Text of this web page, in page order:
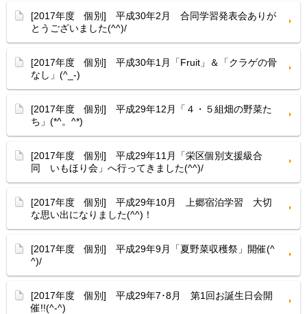
[2017年度 個別] 平成30年2月 合同学習発表会ありが
とうございました(^^)/
[2017年度 個別] 平成30年1月「Fruit」＆「クラゲの骨
なし」(^_-)
[2017年度 個別] 平成29年12月「４・５組畑の野菜た
ち」(*^。^*)
[2017年度 個別] 平成29年11月「栄区個別支援級合
同 いもほり会」へ行ってきました(^^)/
[2017年度 個別] 平成29年10月 上郷宿泊学習 大切
な思い出になりました(^^)！
[2017年度 個別] 平成29年9月「夏野菜収穫祭」開催(^
^)/
[2017年度 個別] 平成29年7･8月 第1回お誕生日会開
催!!(^-^)